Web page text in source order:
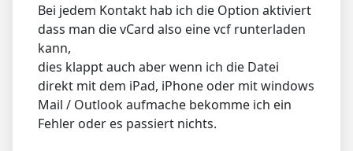
Bei jedem Kontakt hab ich die Option aktiviert
dass man die vCard also eine vcf runterladen
kann,
dies klappt auch aber wenn ich die Datei
direkt mit dem iPad, iPhone oder mit windows
Mail / Outlook aufmache bekomme ich ein
Fehler oder es passiert nichts.